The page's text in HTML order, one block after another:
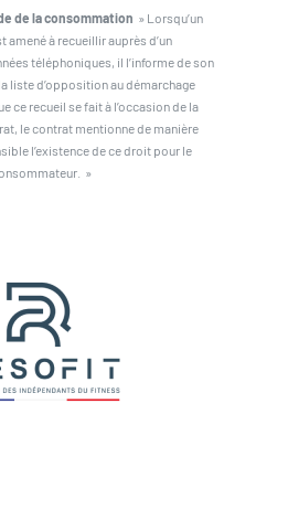
de la consommation » Lorsqu’un
amené à recueillir auprès d’un
téléphoniques, il l’informe de son
liste d’opposition au démarchage
ce recueil se fait à l’occasion de la
le contrat mentionne de manière
l’existence de ce droit pour le
»